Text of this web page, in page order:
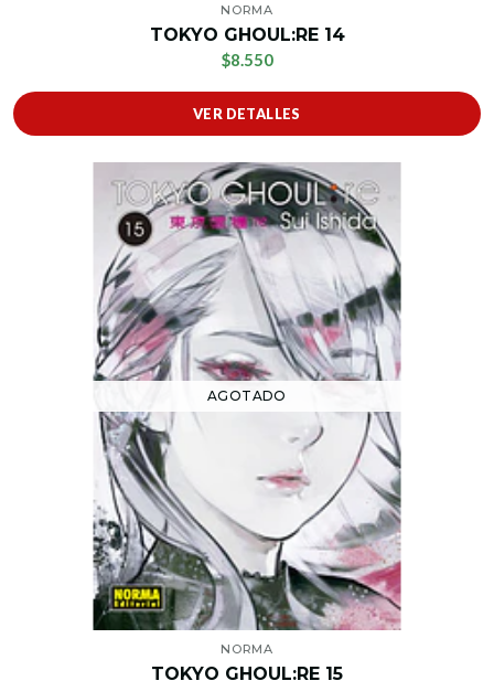
NORMA
TOKYO GHOUL:RE 14
$8.550
VER DETALLES
AGOTADO
NORMA
TOKYO GHOUL:RE 15